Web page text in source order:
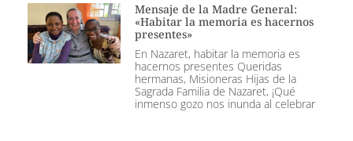
Mensaje de la Madre General:
«Habitar la memoria es hacernos
presentes»
En Nazaret, habitar la memoria es
hacernos presentes Queridas
hermanas, Misioneras Hijas de la
Sagrada Familia de Nazaret, ¡Qué
inmenso gozo nos inunda al celebrar